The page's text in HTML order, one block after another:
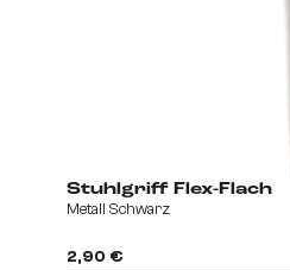
Stuhlgriff Flex-Flach
Metall Schwarz
2,90 €